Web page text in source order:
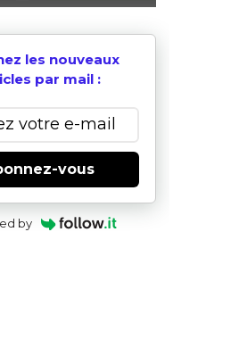
les nouveaux
par mail :
vous
by